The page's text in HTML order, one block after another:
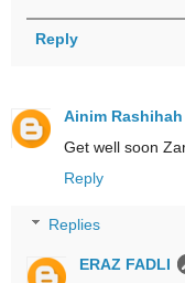
Reply
Ainim Rashihah
Get well soon
Reply
Replies
ERAZ FADLI